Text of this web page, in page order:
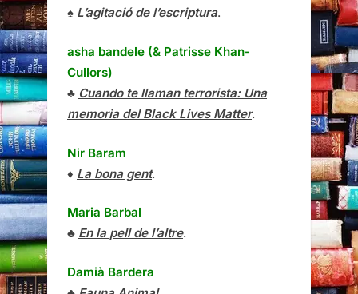
♠ L’agitació de l’escriptura.
asha bandele (& Patrisse Khan-
Cullors)
♣ Cuando te llaman terrorista: Una
memoria del Black Lives Matter.
Nir Baram
♦ La bona gent.
Maria Barbal
♣ En la pell de l’altre.
Damià Bardera